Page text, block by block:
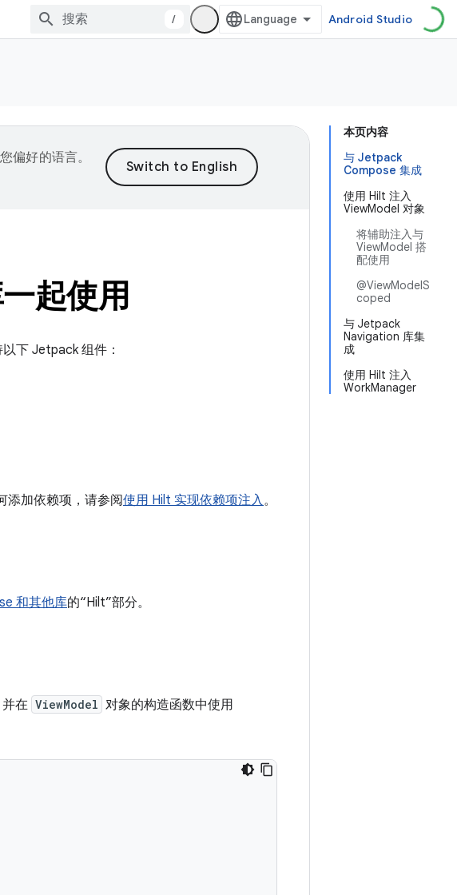
/ Android Studio
本页内容
与 Jetpack
Compose 集成
使用 Hilt 注入
ViewModel 对象
将辅助注入与
ViewModel 搭
配使用
@ViewModelS
coped
与 Jetpack
Navigation 库集
成
使用 Hilt 注入
WorkManager
偏好的语言。
起使用
下 Jetpack 组件：
添加依赖项，请参阅使用 Hilt 实现依赖项注入。
和其他库的“Hilt”部分。
在 ViewModel 对象的构造函数中使用